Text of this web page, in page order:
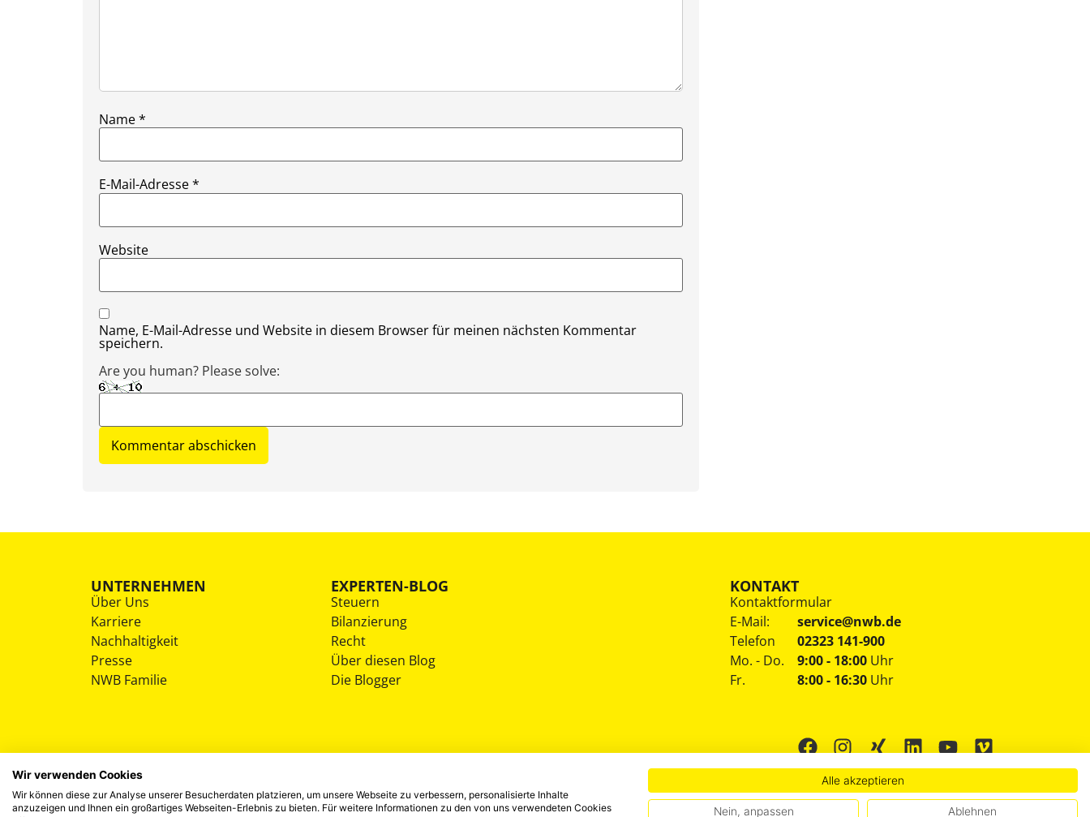
Name*
E-Mail-Adresse*
Website
Name, E-Mail-Adresse und Website in diesem Browser für meinen nächsten Kommentar
speichern.
Are you human? Please solve:
UNTERNEHMEN
Über Uns
Karriere
Nachhaltigkeit
Presse
NWB Familie
EXPERTEN-BLOG
Steuern
Bilanzierung
Recht
Über diesen Blog
Die Blogger
KONTAKT
Kontaktformular
E-Mail:
service@nwb.de
Telefon
02323 141-900
Mo. - Do.
Fr.
9:00 - 18:00 Uhr
8:00 - 16:30 Uhr
Wir verwenden Cookies
Wir können diese zur Analyse unserer Besucherdaten platzieren, um unsere Webseite zu verbessern, personalisierte Inhalte
anzuzeigen und Ihnen ein großartiges Webseiten-Erlebnis zu bieten. Für weitere Informationen zu den von uns verwendeten Cookies
Alle akzeptieren
Nein, anpassen Ablehnen